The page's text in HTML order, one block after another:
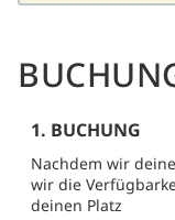
1. BUCHUNG
Nachdem wir
wir die
deinen Platz